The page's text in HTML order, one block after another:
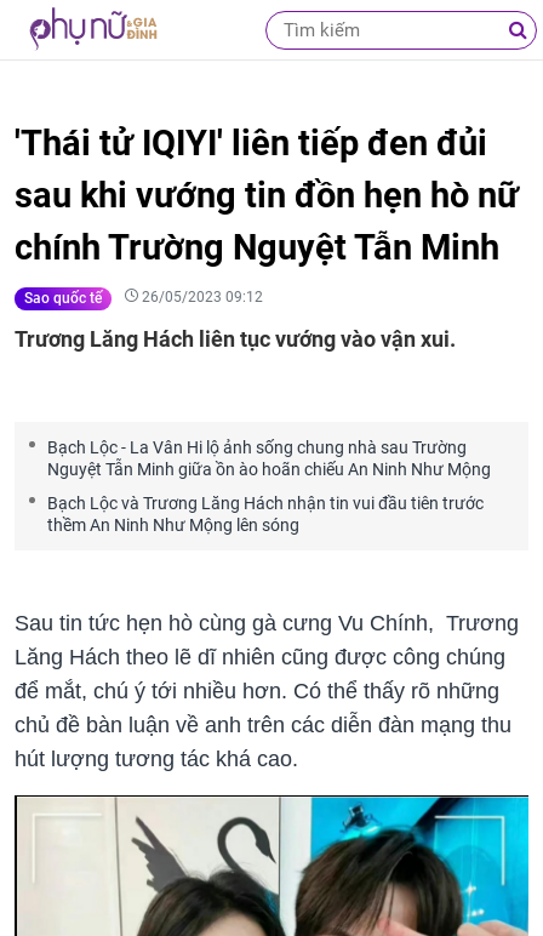
'Thái tử IQIYI' liên tiếp đen đủi
sau khi vướng tin đồn hẹn hò nữ
chính Trường Nguyệt Tẫn Minh
Sao quốc tế 26/05/2023 09:12
Trương Lăng Hách liên tục vướng vào vận xui.
Bạch Lộc - La Vân Hi lộ ảnh sống chung nhà sau Trường
Nguyệt Tẫn Minh giữa ồn ào hoãn chiếu An Ninh Như Mộng
Bạch Lộc và Trương Lăng Hách nhận tin vui đầu tiên trước
thềm An Ninh Như Mộng lên sóng
Sau tin tức hẹn hò cùng gà cưng Vu Chính, Trương
Lăng Hách theo lẽ dĩ nhiên cũng được công chúng
để mắt, chú ý tới nhiều hơn. Có thể thấy rõ những
chủ đề bàn luận về anh trên các diễn đàn mạng thu
hút lượng tương tác khá cao.